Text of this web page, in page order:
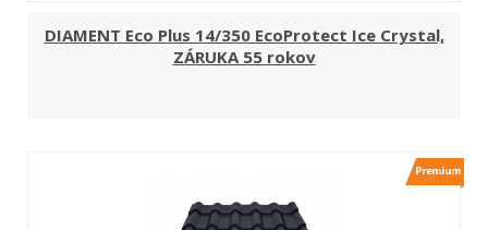
DIAMENT Eco Plus 14/350 EcoProtect Ice Crystal,
ZÁRUKA 55 rokov